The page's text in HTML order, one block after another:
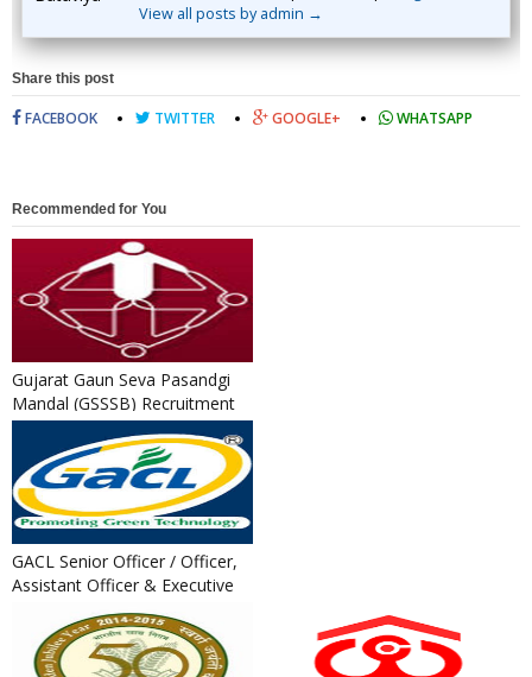
View all posts by admin →
Share this post
FACEBOOK TWITTER GOOGLE+ WHATSAPP
Recommended for You
Gujarat Gaun Seva Pasandgi
Mandal (GSSSB) Recruitment
2026 for 254 Multi Purpose...
GACL Senior Officer / Officer,
Assistant Officer & Executive
Trainee Recruitment...